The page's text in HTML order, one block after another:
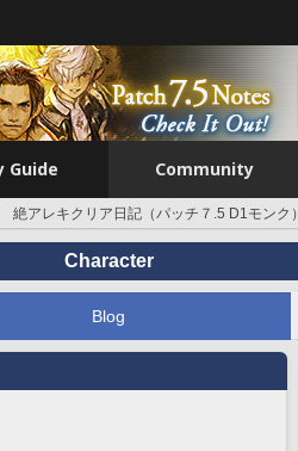
Guide Community
絶アレキクリア日記（パッチ７.5 D1モンク）
Character
Blog